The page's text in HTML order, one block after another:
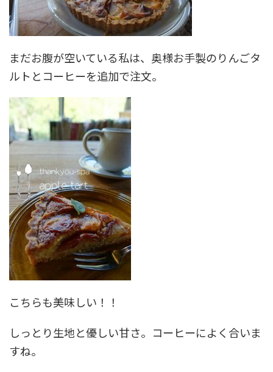
まだお腹が空いている私は、奥様お手製のりんごタ
ルトとコーヒーを追加で注文。
こちらも美味しい！！
しっとり生地と優しい甘さ。コーヒーによく合いま
すね。